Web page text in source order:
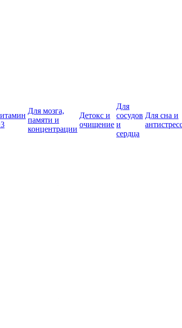
Для мозга,
памяти и
концентрации
Детокс и
очищение
Для
сосудов
и
сердца
Для сна и